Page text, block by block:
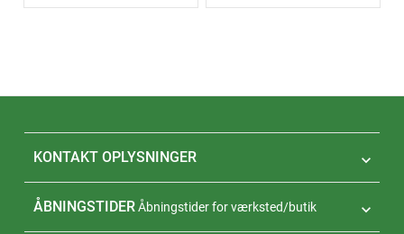
KONTAKT OPLYSNINGER 
ÅBNINGSTIDER 
Åbningstider for værksted/butik